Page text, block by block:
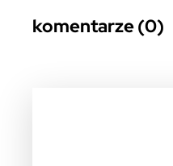
komentarze (0)